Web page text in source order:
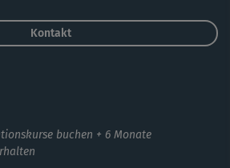
Kontakt
buchen + 6 Monate